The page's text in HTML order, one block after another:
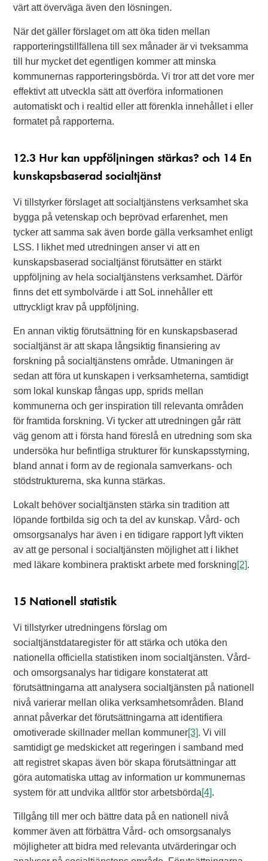
värt att överväga även den lösningen.
När det gäller förslaget om att öka tiden mellan
rapporteringstillfällena till sex månader är vi tveksamma
till hur mycket det egentligen kommer att minska
kommunernas rapporteringsbörda. Vi tror att det vore mer
effektivt att utveckla sätt att överföra informationen
automatiskt och i realtid eller att förenkla innehållet i eller
formatet på rapporterna.
12.3 Hur kan uppföljningen stärkas? och 14 En
kunskapsbaserad socialtjänst
Vi tillstyrker förslaget att socialtjänstens verksamhet ska
bygga på vetenskap och beprövad erfarenhet, men
tycker att samma sak även borde gälla verksamhet enligt
LSS. I likhet med utredningen anser vi att en
kunskapsbaserad socialtjänst förutsätter en stärkt
uppföljning av hela socialtjänstens verksamhet. Därför
finns det ett symbolvärde i att SoL innehåller ett
uttryckligt krav på uppföljning.
En annan viktig förutsättning för en kunskapsbaserad
socialtjänst är att skapa långsiktig finansiering av
forskning på socialtjänstens område. Utmaningen är
sedan att föra ut kunskapen i verksamheterna, samtidigt
som lokal kunskap fångas upp, sprids mellan
kommunerna och ger inspiration till relevanta områden
för framtida forskning. Vi tycker att utredningen går rätt
väg genom att i första hand föreslå en utredning som ska
undersöka hur befintliga strukturer för kunskapsstyrning,
bland annat i form av de regionala samverkans- och
stödstrukturerna, ska kunna stärkas.
Lokalt behöver socialtjänsten stärka sin tradition att
löpande fortbilda sig och ta del av kunskap. Vård- och
omsorgsanalys har även i en tidigare rapport lyft vikten
av att ge personal i socialtjänsten möjlighet att i likhet
med läkare kombinera praktiskt arbete med forskning[2].
15 Nationell statistik
Vi tillstyrker utredningens förslag om
socialtjänstdataregister för att stärka och utöka den
nationella officiella statistiken inom socialtjänsten. Vård-
och omsorgsanalys har tidigare konstaterat att
förutsättningarna att analysera socialtjänsten på nationell
nivå varierar mellan olika verksamhetsområden. Bland
annat påverkar det förutsättningarna att identifiera
omotiverade skillnader mellan kommuner[3]. Vi vill
samtidigt ge medskicket att regeringen i samband med
att registret skapas även bör skapa förutsättningar att
göra automatiska uttag av information ur kommunernas
system för att undvika alltför stor arbetsbörda[4].
Tillgång till mer och bättre data på en nationell nivå
kommer även att förbättra Vård- och omsorgsanalys
möjligheter att bidra med relevanta utvärderingar och